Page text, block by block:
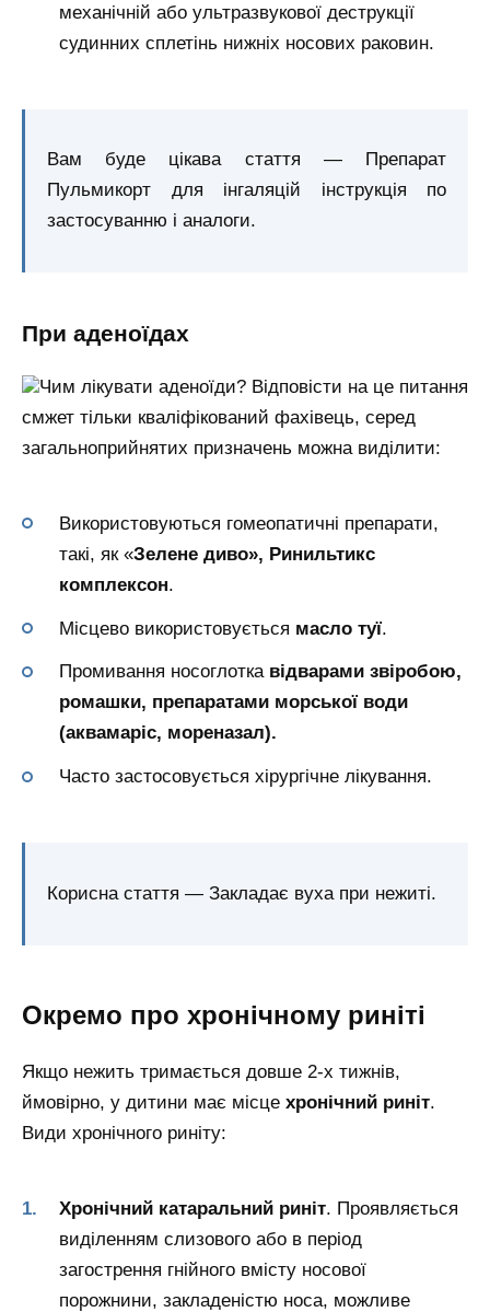
механічній або ультразвукової деструкції
судинних сплетінь нижніх носових раковин.
Вам буде цікава стаття — Препарат
Пульмикорт для інгаляцій інструкція по
застосуванню і аналоги.
При аденоїдах
Чим лікувати аденоїди? Відповісти на це питання
смжет тільки кваліфікований фахівець, серед
загальноприйнятих призначень можна виділити:
Використовуються гомеопатичні препарати,
такі, як «Зелене диво», Ринильтикс
комплексон.
Місцево використовується масло туї.
Промивання носоглотка відварами звіробою,
ромашки, препаратами морської води
(аквамаріс, мореназал).
Часто застосовується хірургічне лікування.
Корисна стаття — Закладає вуха при нежиті.
Окремо про хронічному риніті
Якщо нежить тримається довше 2-х тижнів,
ймовірно, у дитини має місце хронічний риніт.
Види хронічного риніту:
Хронічний катаральний риніт. Проявляється
виділенням слизового або в період
загострення гнійного вмісту носової
порожнини, закладеністю носа, можливе